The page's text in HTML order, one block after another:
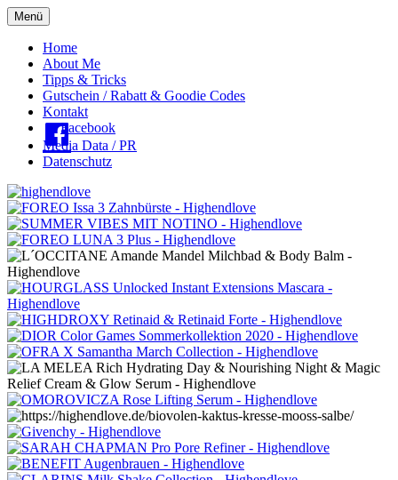
Menü
Oberes
Menü
Home
About Me
Tipps & Tricks
Gutschein / Rabatt & Goodie Codes
Kontakt
Facebook
Media Data / PR
Datenschutz